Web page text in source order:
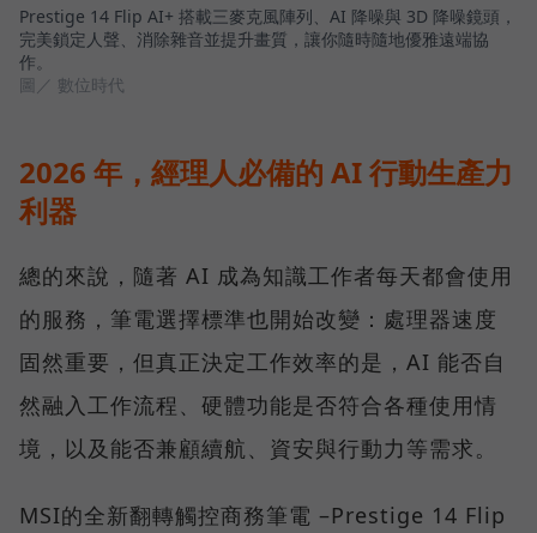
Prestige 14 Flip AI+ 搭載三麥克風陣列、AI 降噪與 3D 降噪鏡頭，
完美鎖定人聲、消除雜音並提升畫質，讓你隨時隨地優雅遠端協
作。
圖／ 數位時代
2026 年，經理人必備的 AI 行動生產力
利器
總的來說，隨著 AI 成為知識工作者每天都會使用
的服務，筆電選擇標準也開始改變：處理器速度
固然重要，但真正決定工作效率的是，AI 能否自
然融入工作流程、硬體功能是否符合各種使用情
境，以及能否兼顧續航、資安與行動力等需求。
MSI的全新翻轉觸控商務筆電 –Prestige 14 Flip